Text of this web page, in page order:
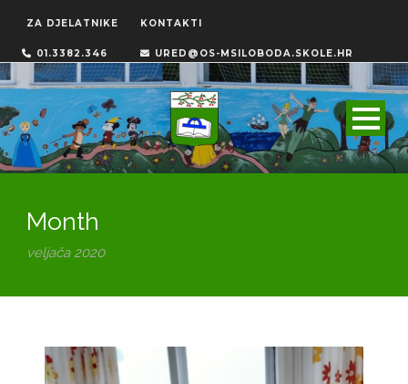
ZA DJELATNIKE KONTAKTI
01.3382.346 URED@OS-MSILOBODA.SKOLE.HR
Month
veljača 2020